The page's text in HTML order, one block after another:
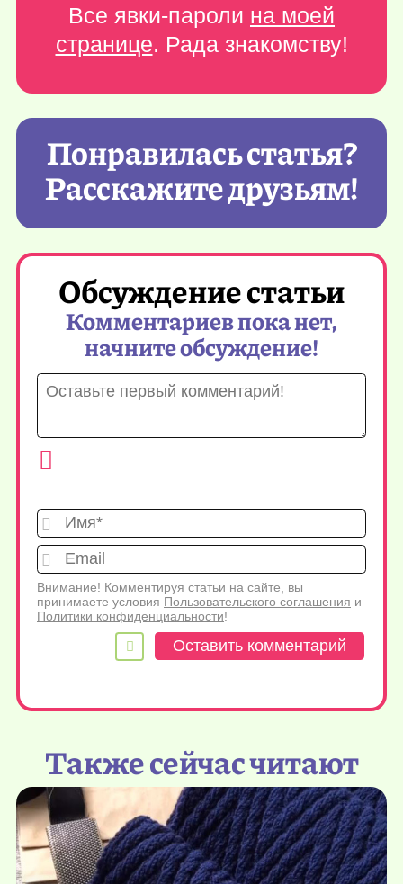
Все явки-пароли на моей
странице. Рада знакомству!
Понравилась статья?
Расскажите друзьям!
Обсуждение статьи
Комментариев пока нет,
начните обсуждение!
Имя*
Внимание! Комментируя статьи на сайте, вы
принимаете условия Пользовательского соглашения и
Политики конфиденциальности!
Также сейчас читают